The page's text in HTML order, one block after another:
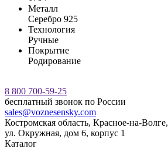
Металл
Серебро 925
Технология
Ручные
Покрытие
Родирование
8 800 700-59-25
бесплатный звонок по России
sales@voznesensky.com
Костромская область, Красное-на-Волге,
ул. Окружная, дом 6, корпус 1
Каталог